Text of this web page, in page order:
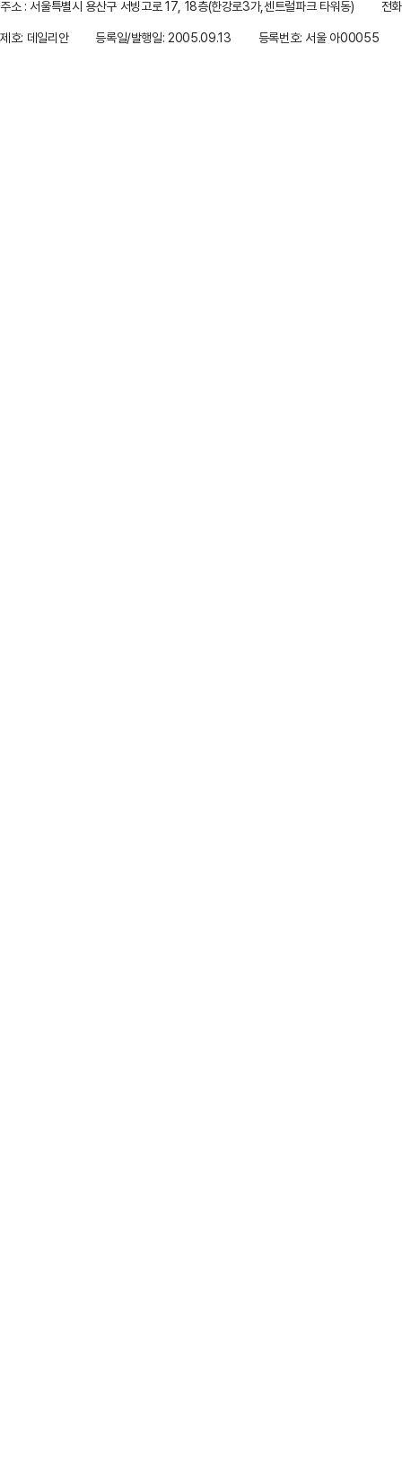
주소 : 서울특별시 용산구 서빙고로 17, 18층(한강로3가,센트럴파크 타워동)
전
제호: 데일리안
등록일/발행일: 2005.09.13 등록번호: 서울 아00055